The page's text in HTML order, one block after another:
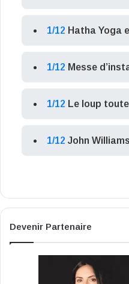
1/12 Hatha Yoga
1/12 Messe
1/12 Le loup
1/12 John
Devenir Partenaire